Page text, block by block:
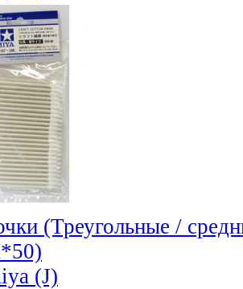
(Треугольные /
(J)